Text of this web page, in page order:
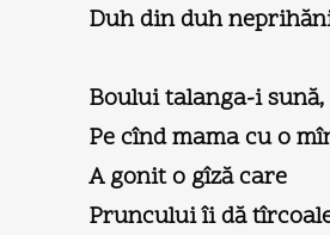
Duh din duh
Boului talanga-i sună,
Pe cînd mama cu o
A gonit o gîză care
Pruncului îi dă